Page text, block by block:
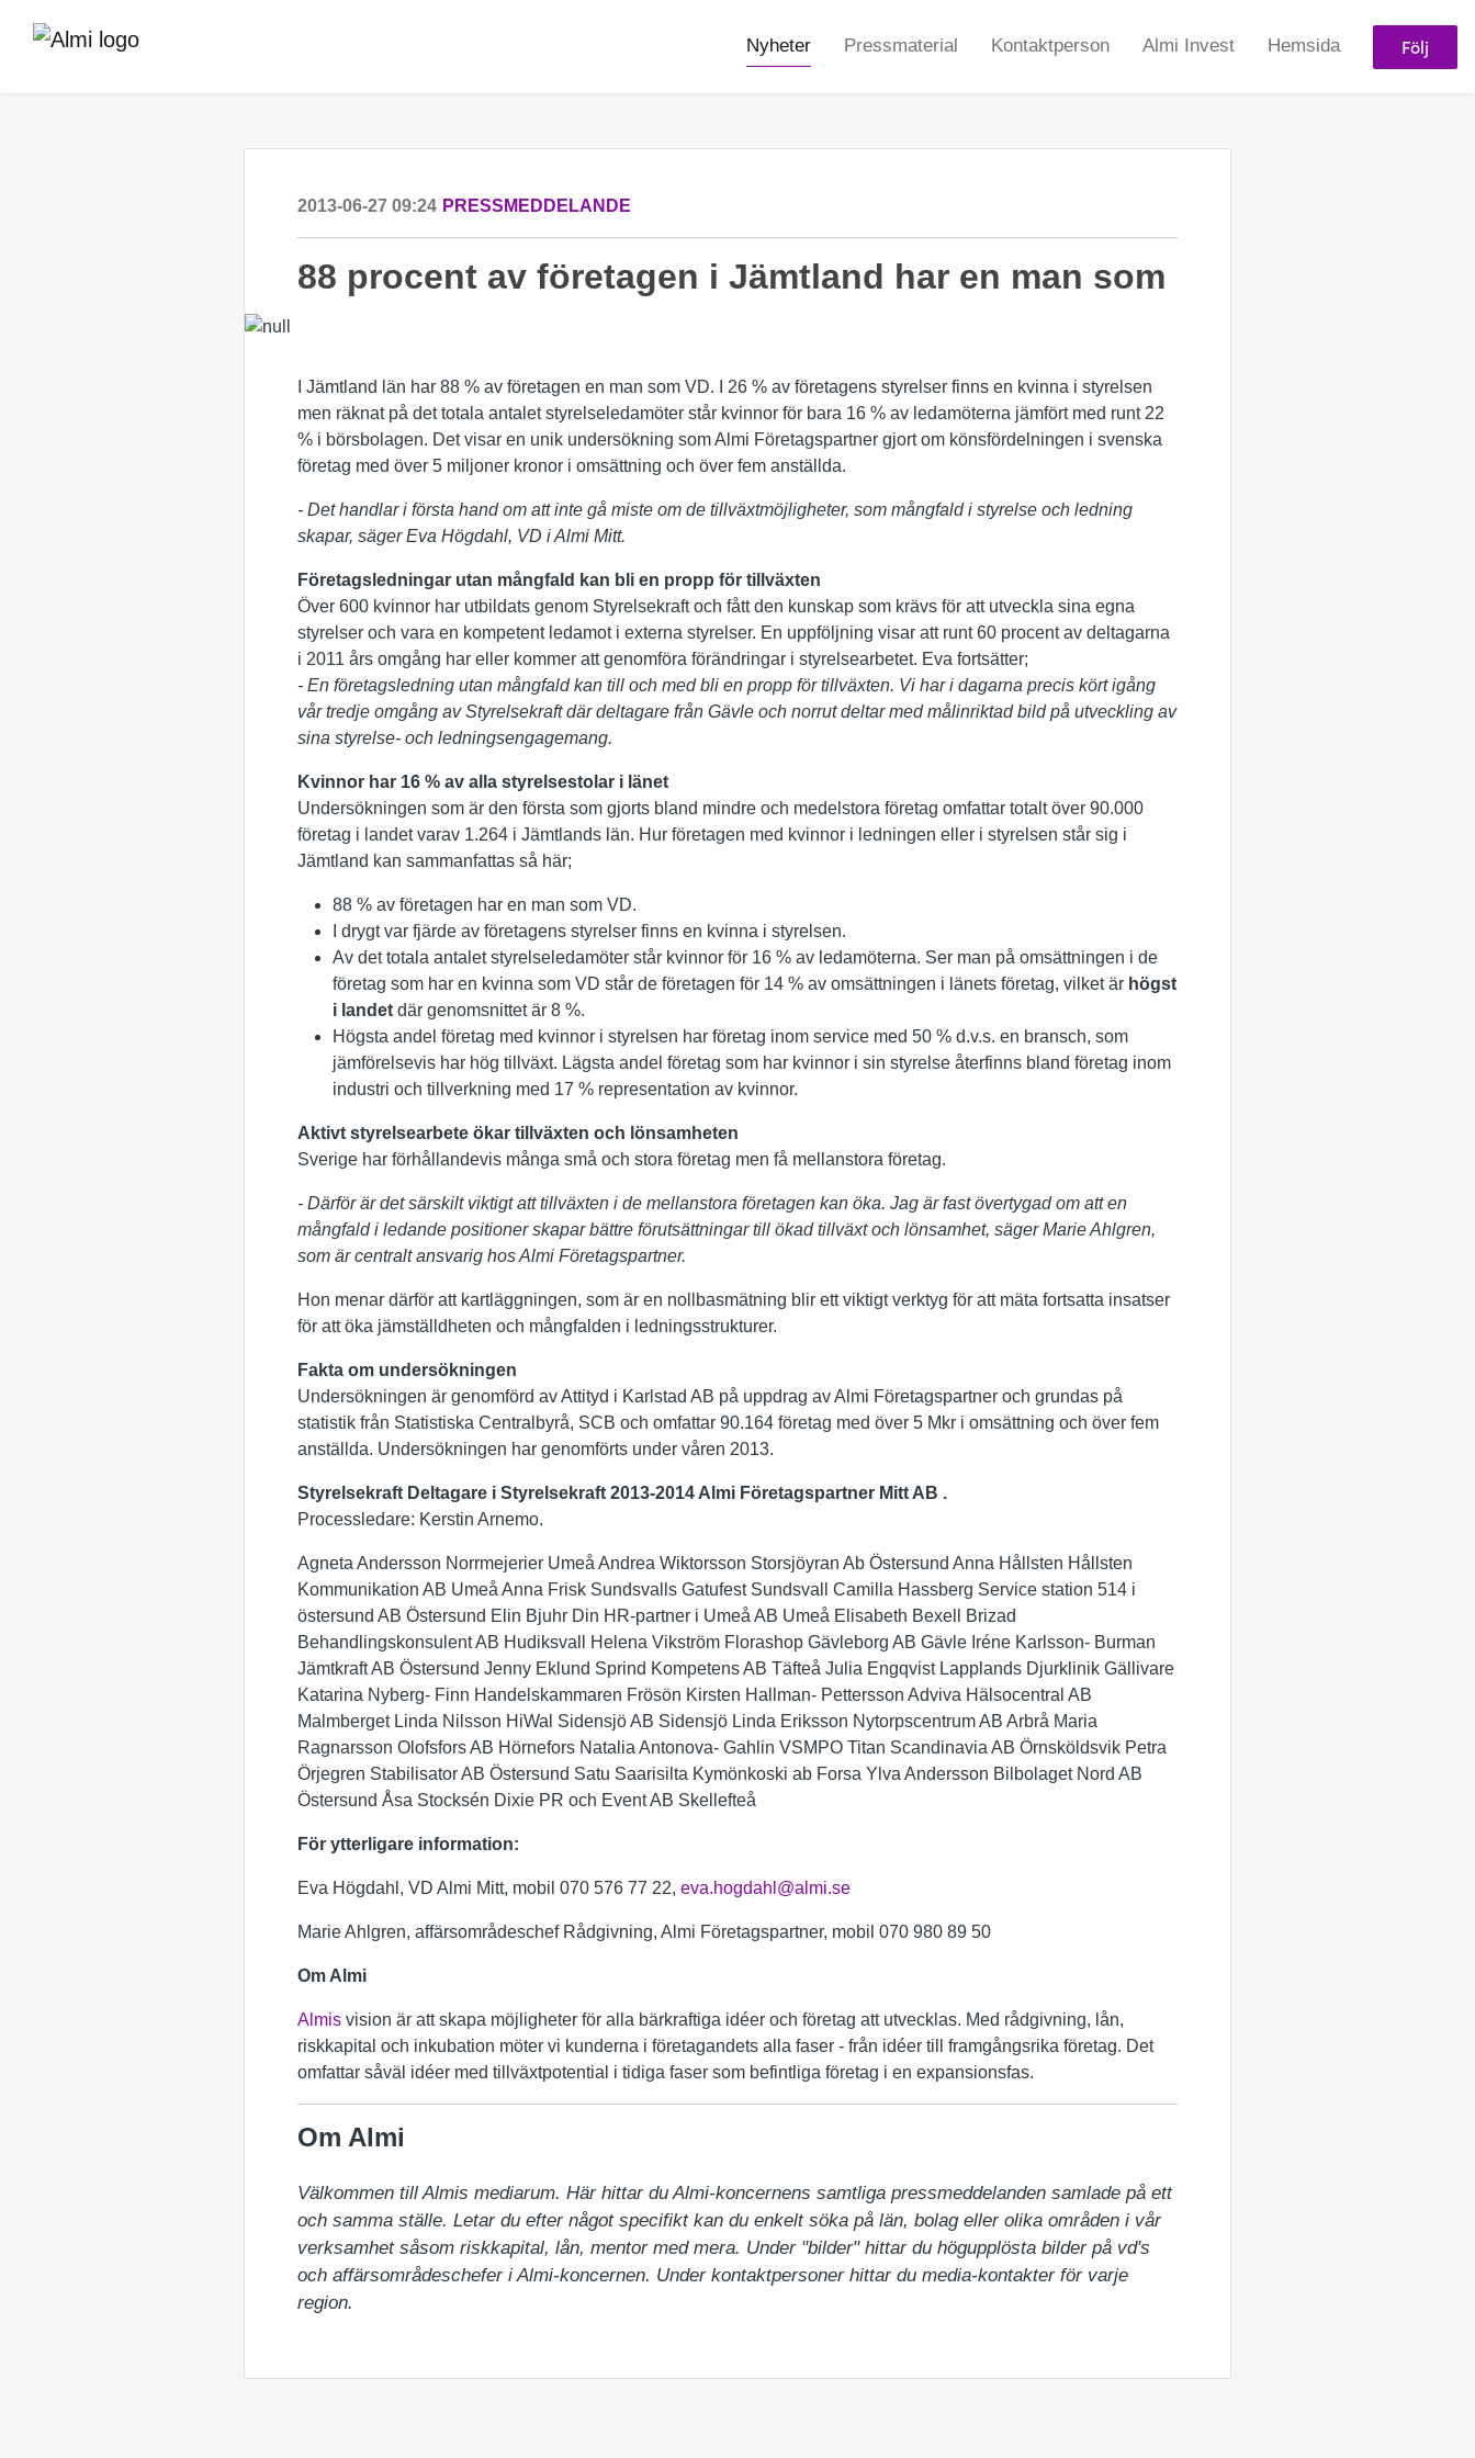
Nyheter Pressmaterial Kontaktperson Almi Invest Hemsida Följ
2013-06-27 09:24 PRESSMEDDELANDE
88 procent av företagen i Jämtland har en man som
I Jämtland län har 88 % av företagen en man som VD. I 26 % av företagens styrelser finns en kvinna i styrelsen
men räknat på det totala antalet styrelseledamöter står kvinnor för bara 16 % av ledamöterna jämfört med runt 22
% i börsbolagen. Det visar en unik undersökning som Almi Företagspartner gjort om könsfördelningen i svenska
företag med över 5 miljoner kronor i omsättning och över fem anställda.
- Det handlar i första hand om att inte gå miste om de tillväxtmöjligheter, som mångfald i styrelse och ledning
skapar, säger Eva Högdahl, VD i Almi Mitt.
Företagsledningar utan mångfald kan bli en propp för tillväxten
Över 600 kvinnor har utbildats genom Styrelsekraft och fått den kunskap som krävs för att utveckla sina egna
styrelser och vara en kompetent ledamot i externa styrelser. En uppföljning visar att runt 60 procent av deltagarna
i 2011 års omgång har eller kommer att genomföra förändringar i styrelsearbetet. Eva fortsätter;
- En företagsledning utan mångfald kan till och med bli en propp för tillväxten. Vi har i dagarna precis kört igång
vår tredje omgång av Styrelsekraft där deltagare från Gävle och norrut deltar med målinriktad bild på utveckling av
sina styrelse- och ledningsengagemang.
Kvinnor har 16 % av alla styrelsestolar i länet
Undersökningen som är den första som gjorts bland mindre och medelstora företag omfattar totalt över 90.000
företag i landet varav 1.264 i Jämtlands län. Hur företagen med kvinnor i ledningen eller i styrelsen står sig i
Jämtland kan sammanfattas så här;
88 % av företagen har en man som VD.
I drygt var fjärde av företagens styrelser finns en kvinna i styrelsen.
Av det totala antalet styrelseledamöter står kvinnor för 16 % av ledamöterna. Ser man på omsättningen i de
företag som har en kvinna som VD står de företagen för 14 % av omsättningen i länets företag, vilket är högst
i landet där genomsnittet är 8 %.
Högsta andel företag med kvinnor i styrelsen har företag inom service med 50 % d.v.s. en bransch, som
jämförelsevis har hög tillväxt. Lägsta andel företag som har kvinnor i sin styrelse återfinns bland företag inom
industri och tillverkning med 17 % representation av kvinnor.
Aktivt styrelsearbete ökar tillväxten och lönsamheten
Sverige har förhållandevis många små och stora företag men få mellanstora företag.
- Därför är det särskilt viktigt att tillväxten i de mellanstora företagen kan öka. Jag är fast övertygad om att en
mångfald i ledande positioner skapar bättre förutsättningar till ökad tillväxt och lönsamhet, säger Marie Ahlgren,
som är centralt ansvarig hos Almi Företagspartner.
Hon menar därför att kartläggningen, som är en nollbasmätning blir ett viktigt verktyg för att mäta fortsatta insatser
för att öka jämställdheten och mångfalden i ledningsstrukturer.
Fakta om undersökningen
Undersökningen är genomförd av Attityd i Karlstad AB på uppdrag av Almi Företagspartner och grundas på
statistik från Statistiska Centralbyrå, SCB och omfattar 90.164 företag med över 5 Mkr i omsättning och över fem
anställda. Undersökningen har genomförts under våren 2013.
Styrelsekraft Deltagare i Styrelsekraft 2013-2014 Almi Företagspartner Mitt AB .
Processledare: Kerstin Arnemo.
Agneta Andersson Norrmejerier Umeå Andrea Wiktorsson Storsjöyran Ab Östersund Anna Hållsten Hållsten
Kommunikation AB Umeå Anna Frisk Sundsvalls Gatufest Sundsvall Camilla Hassberg Service station 514 i
östersund AB Östersund Elin Bjuhr Din HR-partner i Umeå AB Umeå Elisabeth Bexell Brizad
Behandlingskonsulent AB Hudiksvall Helena Vikström Florashop Gävleborg AB Gävle Iréne Karlsson- Burman
Jämtkraft AB Östersund Jenny Eklund Sprind Kompetens AB Täfteå Julia Engqvist Lapplands Djurklinik Gällivare
Katarina Nyberg- Finn Handelskammaren Frösön Kirsten Hallman- Pettersson Adviva Hälsocentral AB
Malmberget Linda Nilsson HiWal Sidensjö AB Sidensjö Linda Eriksson Nytorpscentrum AB Arbrå Maria
Ragnarsson Olofsfors AB Hörnefors Natalia Antonova- Gahlin VSMPO Titan Scandinavia AB Örnsköldsvik Petra
Örjegren Stabilisator AB Östersund Satu Saarisilta Kymönkoski ab Forsa Ylva Andersson Bilbolaget Nord AB
Östersund Åsa Stocksén Dixie PR och Event AB Skellefteå
För ytterligare information:
Eva Högdahl, VD Almi Mitt, mobil 070 576 77 22, eva.hogdahl@almi.se
Marie Ahlgren, affärsområdeschef Rådgivning, Almi Företagspartner, mobil 070 980 89 50
Om Almi
Almis vision är att skapa möjligheter för alla bärkraftiga idéer och företag att utvecklas. Med rådgivning, lån,
riskkapital och inkubation möter vi kunderna i företagandets alla faser - från idéer till framgångsrika företag. Det
omfattar såväl idéer med tillväxtpotential i tidiga faser som befintliga företag i en expansionsfas.
Om Almi
Välkommen till Almis mediarum. Här hittar du Almi-koncernens samtliga pressmeddelanden samlade på ett
och samma ställe. Letar du efter något specifikt kan du enkelt söka på län, bolag eller olika områden i vår
verksamhet såsom riskkapital, lån, mentor med mera. Under "bilder" hittar du högupplösta bilder på vd's
och affärsområdeschefer i Almi-koncernen. Under kontaktpersoner hittar du media-kontakter för varje
region.